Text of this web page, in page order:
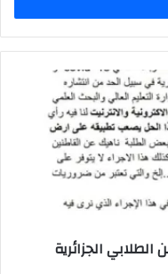
الجزائرية